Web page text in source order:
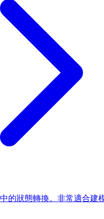
的狀態轉換。非常適合建